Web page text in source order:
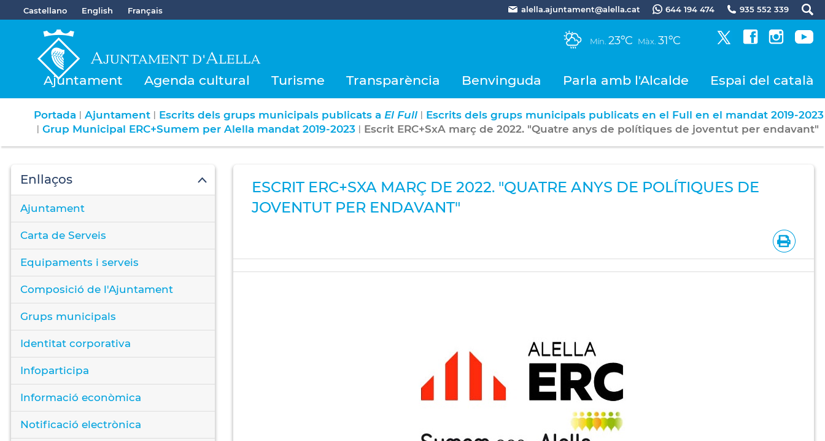
Castellano English Français alella.ajuntament@alella.cat 644 194 474 935 552 339
Mín. 23ºC Màx. 31ºC
Ajuntament Agenda cultural Turisme Transparència Benvinguda Parla amb l'Alcalde Espai del català
Portada | Ajuntament | Escrits dels grups municipals publicats a El Full | Escrits dels grups municipals publicats en el Full en el mandat 2019-2023
| Grup Municipal ERC+Sumem per Alella mandat 2019-2023 | Escrit ERC+SxA març de 2022. "Quatre anys de polítiques de joventut per endavant"
Enllaços
Ajuntament
Carta de Serveis
Equipaments i serveis
Composició de l'Ajuntament
Grups municipals
Identitat corporativa
Infoparticipa
Informació econòmica
Notificació electrònica
ESCRIT ERC+SXA MARÇ DE 2022. "QUATRE ANYS DE POLÍTIQUES DE
JOVENTUT PER ENDAVANT"